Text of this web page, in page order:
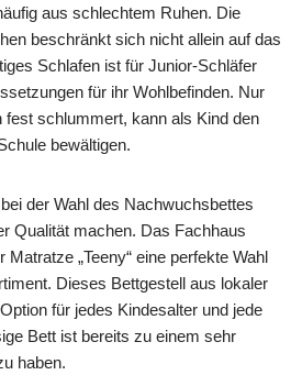
aus schlechtem Ruhen. Die
beschränkt sich nicht allein auf das
Schlafen ist für Junior-Schläfer
für ihr Wohlbefinden. Nur
schlummert, kann als Kind den
bewältigen.
der Wahl des Nachwuchsbettes
Qualität machen. Das Fachhaus
„Teeny“ eine perfekte Wahl
Dieses Bettgestell aus lokaler
für jedes Kindesalter und jede
Bett ist bereits zu einem sehr
haben.